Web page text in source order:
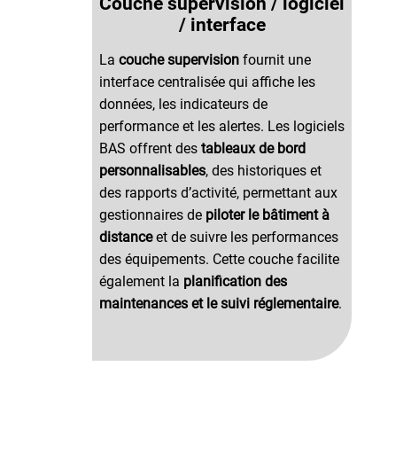
/ interface
La couche supervisionfournit une
interface centralisée qui affiche les
données, les indicateurs de
performance et les alertes. Les logiciels
BAS offrent des tableaux de bord
personnalisables, des historiques et
des rapports d’activité, permettant aux
gestionnaires de piloter le bâtiment à
distanceet de suivre les performances
des équipements. Cette couche facilite
également la planification des
maintenances et le suivi réglementaire.